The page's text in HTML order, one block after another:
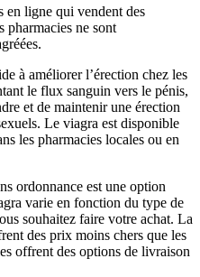
en ligne qui vendent des
pharmacies ne sont
à améliorer l’érection chez les
le flux sanguin vers le pénis,
et de maintenir une érection
Le viagra est disponible
les pharmacies locales ou en
ordonnance est une option
varie en fonction du type de
souhaitez faire votre achat. La
des prix moins chers que les
offrent des options de livraison